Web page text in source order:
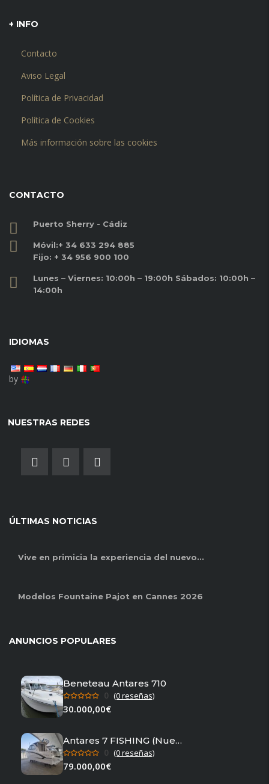
+ INFO
Contacto
Aviso Legal
Política de Privacidad
Política de Cookies
Más información sobre las cookies
CONTACTO
Puerto Sherry - Cádiz
Móvil:+ 34 633 294 885
Fijo: + 34 956 900 100
Lunes – Viernes: 10:00h – 19:00h Sábados: 10:00h –
14:00h
IDIOMAS
by
NUESTRAS REDES
ÚLTIMAS NOTICIAS
Vive en primicia la experiencia del nuevo...
Modelos Fountaine Pajot en Cannes 2026
ANUNCIOS POPULARES
Beneteau Antares 710
0 (0 reseñas)
30.000,00€
Antares 7 FISHING (Nuevo en stock)
0 (0 reseñas)
79.000,00€